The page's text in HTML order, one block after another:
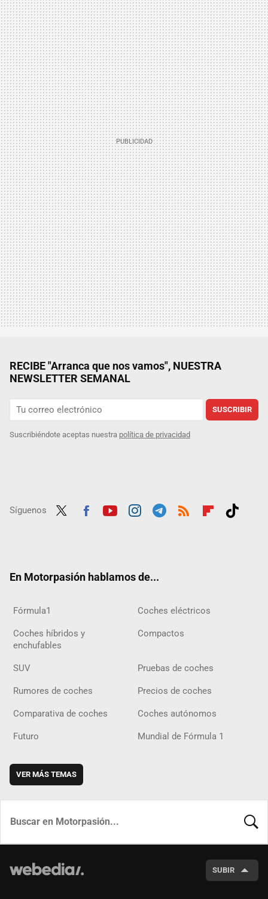
RECIBE "Arranca que nos vamos", NUESTRA
NEWSLETTER SEMANAL
SUSCRIBIR
Suscribiéndote aceptas nuestra política de privacidad
Síguenos
En Motorpasión hablamos de...
Fórmula1 Coches eléctricos
Coches híbridos y
enchufables
Compactos
SUV Pruebas de coches
Rumores de coches Precios de coches
Comparativa de coches Coches autónomos
Futuro Mundial de Fórmula 1
VER MÁS TEMAS
SUBIR